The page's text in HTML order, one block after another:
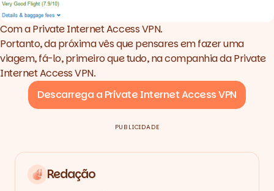
Com a Private Internet Access VPN.
Portanto, da próxima vês que pensares em fazer uma
viagem, fá-lo, primeiro que tudo, na companhia daPrivate
Internet Access VPN.
Descarrega a Private Internet Access VPN
PUBLICIDADE
Redação